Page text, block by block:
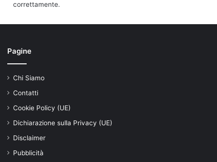
correttamente.
Pagine
Chi Siamo
Contatti
Cookie Policy (UE)
Dichiarazione sulla Privacy (UE)
Disclaimer
Pubblicità